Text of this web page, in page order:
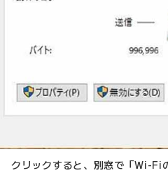
クリックすると、別窓で「Wi-Fi